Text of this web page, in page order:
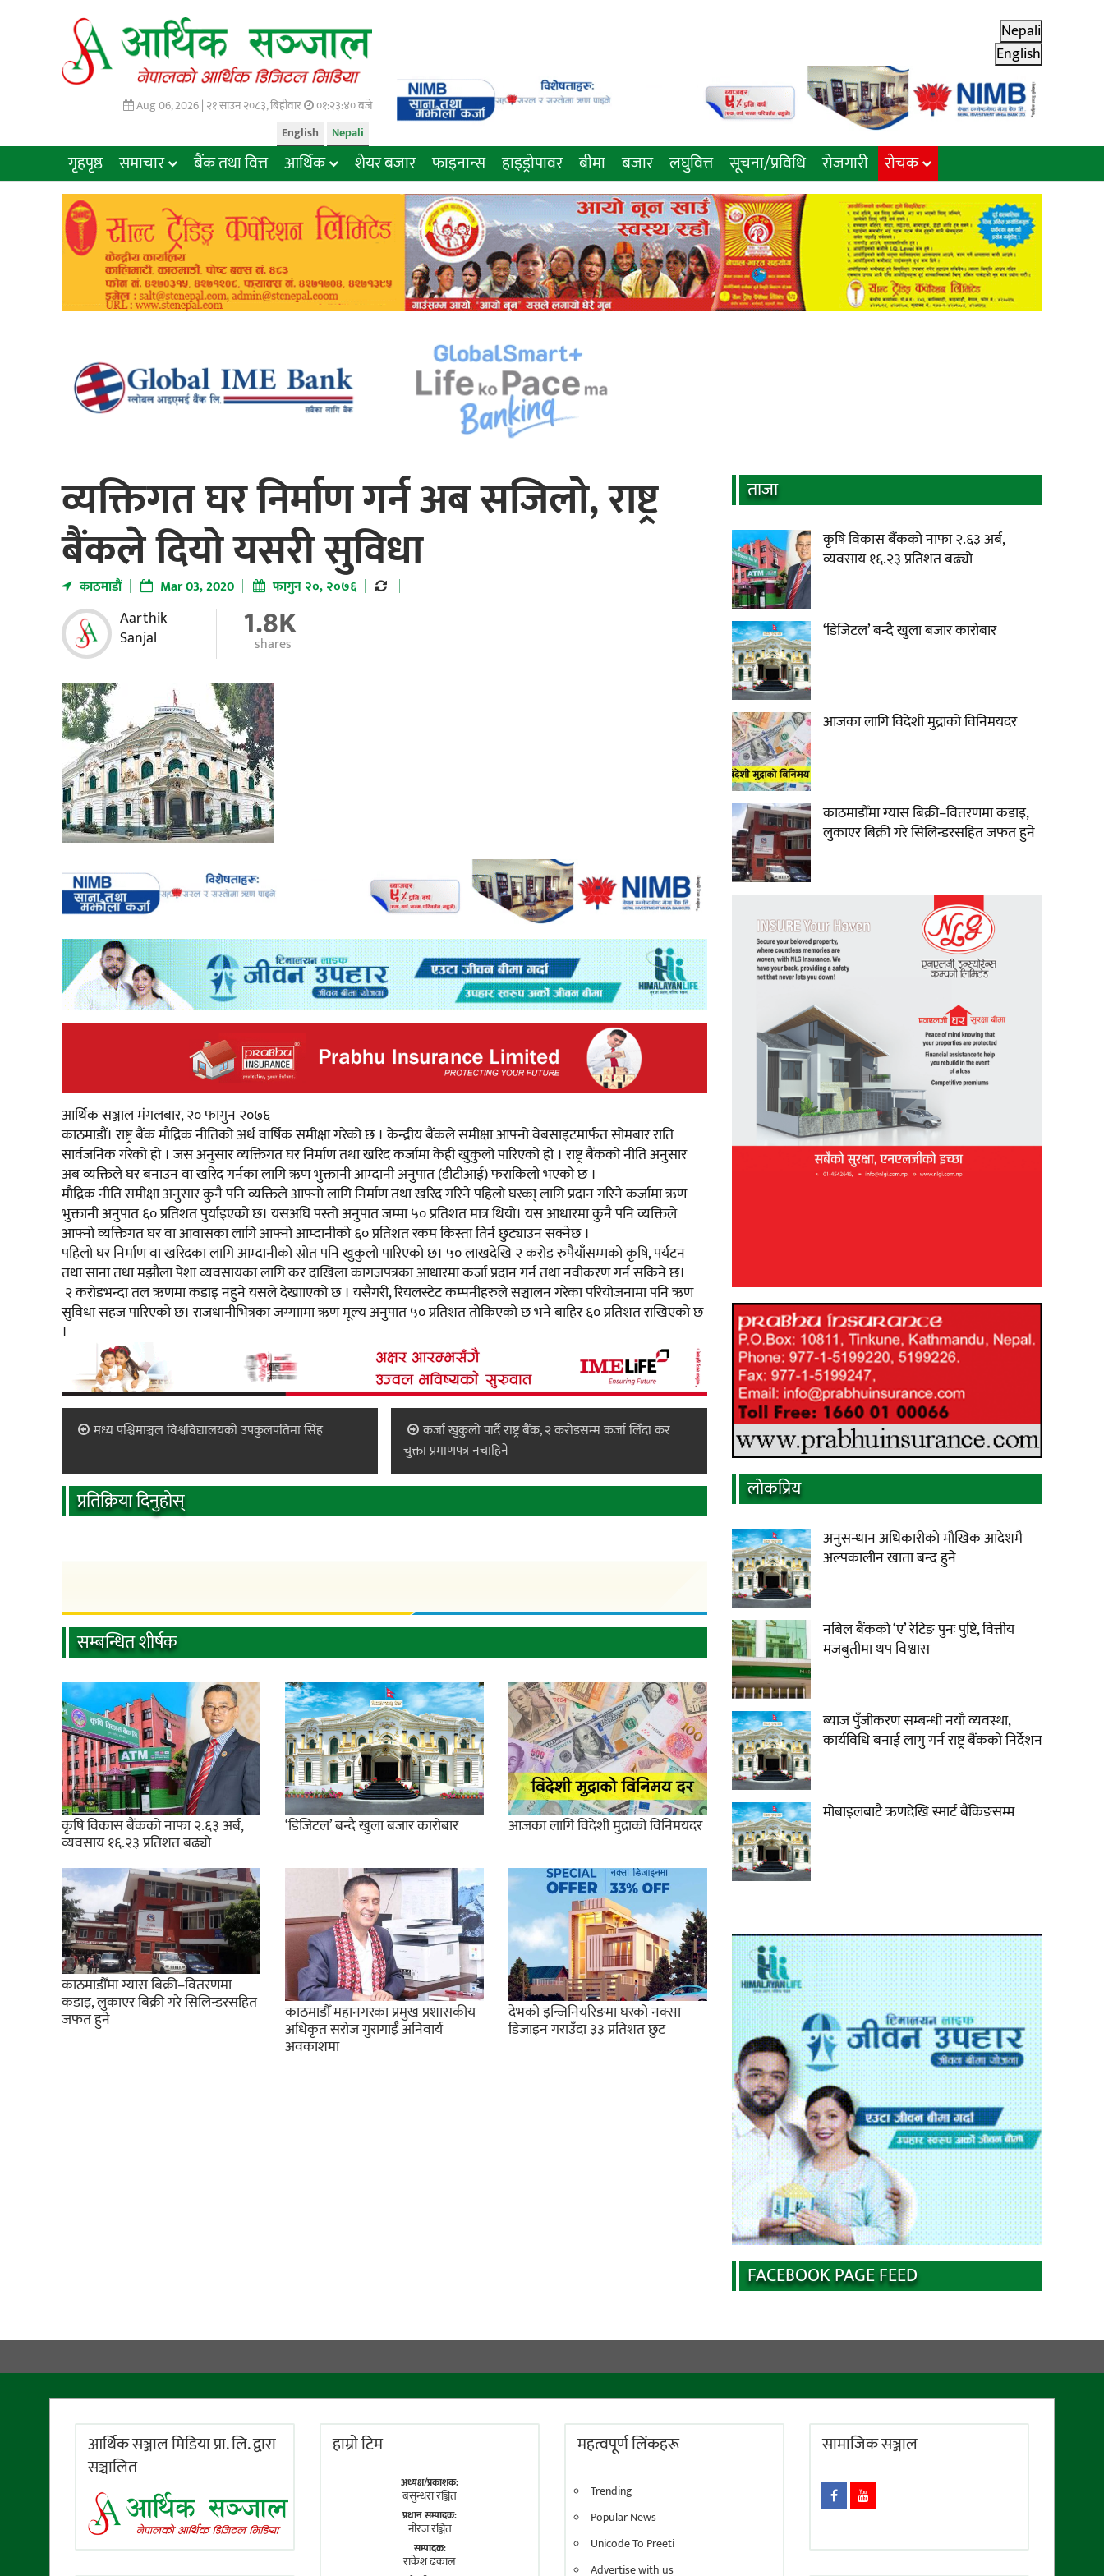
Aug 06, 2026 | २१ साउन २०८३, बिहीवार
०१:२३:४१ बजे
Nepali
English
Nepali
English
गृहपृष्ठ समाचार बैंक तथा वित्त आर्थिक शेयर बजार फाइनान्स हाइड्रोपावर बीमा बजार लघुवित्त सूचना/प्रविधि रोजगारी राेचक
व्यक्तिगत घर निर्माण गर्न अब सजिलो, राष्ट्र
बैंकले दियो यसरी सुविधा
काठमाडाैं Mar 03, 2020 फागुन २०, २०७६
Aarthik
Sanjal
1.8K
shares
आर्थिक सञ्जाल मंगलबार, २० फागुन २०७६
काठमाडौं। राष्ट्र बैंक मौद्रिक नीतिको अर्थ वार्षिक समीक्षा गरेको छ । केन्द्रीय बैंकले समीक्षा आफ्नो वेबसाइटमार्फत सोमबार राति
सार्वजनिक गरेको हो । जस अनुसार व्यक्तिगत घर निर्माण तथा खरिद कर्जामा केही खुकुलो पारिएको हो । राष्ट्र बैंकको नीति अनुसार
अब व्यक्तिले घर बनाउन वा खरिद गर्नका लागि ऋण भुक्तानी आम्दानी अनुपात (डीटीआई) फराकिलो भएको छ ।
मौद्रिक नीति समीक्षा अनुसार कुनै पनि व्यक्तिले आफ्नो लागि निर्माण तथा खरिद गरिने पहिलो घरका् लागि प्रदान गरिने कर्जामा ऋण
भुक्तानी अनुपात ६० प्रतिशत पुर्याइएको छ। यसअघि पस्तो अनुपात जम्मा ५० प्रतिशत मात्र थियो। यस आधारमा कुनै पनि व्यक्तिले
आफ्नो व्यक्तिगत घर वा आवासका लागि आफ्नो आम्दानीको ६० प्रतिशत रकम किस्ता तिर्न छुट्याउन सक्नेछ ।
पहिलो घर निर्माण वा खरिदका लागि आम्दानीको स्रोत पनि खुकुलो पारिएको छ। ५० लाखदेखि २ करोड रुपैयाँसम्मको कृषि, पर्यटन
तथा साना तथा मझौला पेशा व्यवसायका लागि कर दाखिला कागजपत्रका आधारमा कर्जा प्रदान गर्न तथा नवीकरण गर्न सकिने छ।
२ करोडभन्दा तल ऋणमा कडाइ नहुने यसले देखााएको छ । यसैगरी, रियलस्टेट कम्पनीहरुले सञ्चालन गरेका परियोजनामा पनि ऋण
सुविधा सहज पारिएको छ। राजधानीभित्रका जग्गाामा ऋण मूल्य अनुपात ५० प्रतिशत तोकिएको छ भने बाहिर ६० प्रतिशत राखिएको छ
।
मध्य पश्चिमाञ्चल विश्वविद्यालयको उपकुलपतिमा सिंह
कर्जा खुकुलो पार्दै राष्ट्र बैंक, २ करोडसम्म कर्जा लिँदा कर
चुक्ता प्रमाणपत्र नचाहिने
प्रतिक्रिया दिनुहोस्
सम्बन्धित शीर्षक
कृषि विकास बैंकको नाफा २.६३ अर्ब,
व्यवसाय १६.२३ प्रतिशत बढ्यो
‘डिजिटल’ बन्दै खुला बजार कारोबार आजका लागि विदेशी मुद्राको विनिमयदर
काठमाडौँमा ग्यास बिक्री–वितरणमा
कडाइ, लुकाएर बिक्री गरे सिलिन्डरसहित
जफत हुने काठमाडौँ महानगरका प्रमुख प्रशासकीय
अधिकृत सरोज गुरागाईँ अनिवार्य
अवकाशमा
देभको इन्जिनियरिङमा घरको नक्सा
डिजाइन गराउँदा ३३ प्रतिशत छुट
ताजा
कृषि विकास बैंकको नाफा २.६३ अर्ब,
व्यवसाय १६.२३ प्रतिशत बढ्यो
‘डिजिटल’ बन्दै खुला बजार कारोबार
आजका लागि विदेशी मुद्राको विनिमयदर
काठमाडौँमा ग्यास बिक्री–वितरणमा कडाइ,
लुकाएर बिक्री गरे सिलिन्डरसहित जफत हुने
लाेकप्रिय
अनुसन्धान अधिकारीकाे माैखिक आदेशमै
अल्पकालीन खाता बन्द हुने
नबिल बैंकको ‘ए’ रेटिङ पुनः पुष्टि, वित्तीय
मजबुतीमा थप विश्वास
ब्याज पुँजीकरण सम्बन्धी नयाँ व्यवस्था,
कार्यविधि बनाई लागु गर्न राष्ट्र बैंकको निर्देशन
मोबाइलबाटै ऋणदेखि स्मार्ट बैंकिङसम्म
FACEBOOK PAGE FEED
आर्थिक सञ्जाल मिडिया प्रा. लि. द्वारा
सञ्चालित
हाम्राे टिम
अध्यक्ष/प्रकाशक:
बसुन्धरा रञ्जित
प्रधान सम्पादक:
नीरज रञ्जित
सम्पादक:
राकेश ढकाल
महत्वपूर्ण लिंकहरू
Trending
Popular News
Unicode To Preeti
Advertise with us
सामाजिक सञ्जाल